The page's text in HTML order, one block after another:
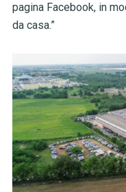
pagina Facebook, in
da casa.”